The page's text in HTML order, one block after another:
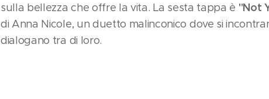
sulla bellezza che offre la vita. La sesta tappa è "Not
di Anna Nicole, un duetto malinconico dove si
dialogano tra di loro.